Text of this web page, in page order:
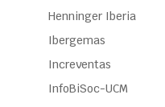
Henninger Iberia
Ibergemas
Increventas
InfoBiSoc-UCM